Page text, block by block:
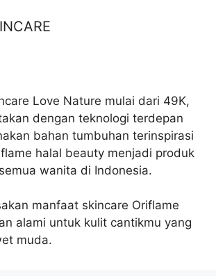
Love Nature mulai dari 49K,
dengan teknologi terdepan
bahan tumbuhan terinspirasi
halal beauty menjadi produk
wanita di Indonesia.
manfaat skincare Oriflame
alami untuk kulit cantikmu yang
muda.